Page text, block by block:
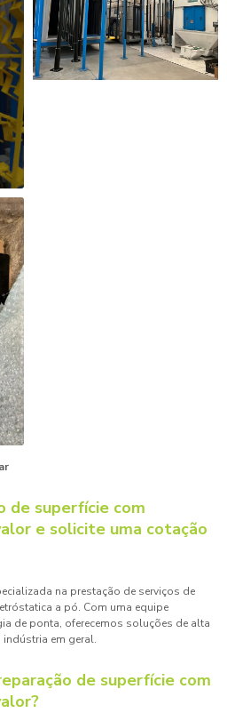
de superfície com
e solicite uma cotação
na prestação de serviços de
a pó. Com uma equipe
de ponta, oferecemos soluções de alta
em geral.
de superfície com